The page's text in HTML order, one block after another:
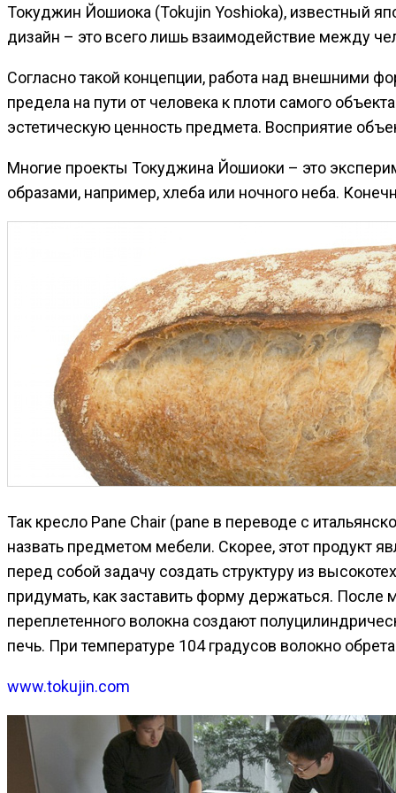
Токуджин Йошиока (Tokujin Yoshioka), известный
дизайн – это всего лишь взаимодействие между
Согласно такой концепции, работа над внешними
предела на пути от человека к плоти самого
эстетическую ценность предмета. Восприятие
Многие проекты Токуджина Йошиоки – это
образами, например, хлеба или ночного неба.
Так кресло Pane Chair (pane в переводе с
назвать предметом мебели. Скорее, этот продукт
перед собой задачу создать структуру из
придумать, как заставить форму держаться.
переплетенного волокна создают
печь. При температуре 104 градусов волокно
www.tokujin.com